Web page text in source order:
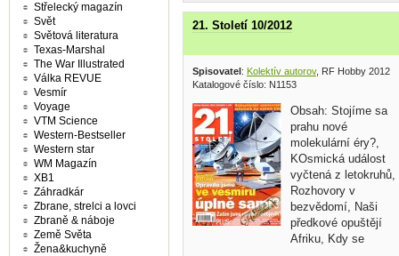
21. Století 10/2012
Spisovatel: Kolektív autorov, RF Hobby 2012
Katalogové číslo: N1153
Obsah: Stojíme sa
prahu nové
molekulární éry?,
KOsmická událost
vyčtená z letokruhů,
Rozhovory v
bezvědomí, Naši
předkové opuštějí
Afriku, Kdy se
Střelecký magazín
Svět
Světová literatura
Texas-Marshal
The War Illustrated
Válka REVUE
Vesmír
Voyage
VTM Science
Western-Bestseller
Western star
WM Magazín
XB1
Záhradkár
Zbrane, strelci a lovci
Zbraně & náboje
Země Světa
Žena&kuchyně